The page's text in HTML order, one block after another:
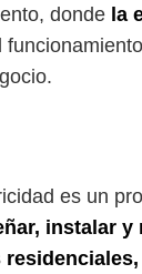
donde la
es un
instalar y